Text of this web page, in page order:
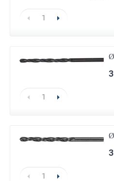
3
3